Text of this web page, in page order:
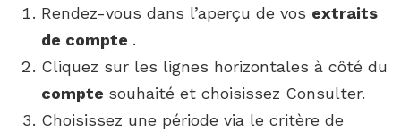
Rendez-vous dans l’aperçu de vos extraits
de compte .
Cliquez sur les lignes horizontales à côté du
compte souhaité et choisissez Consulter.
Choisissez une période via le critère de